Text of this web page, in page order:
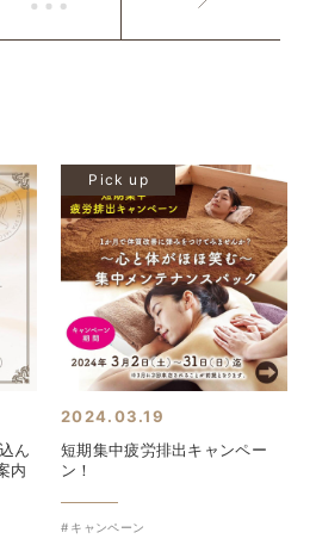
ん
内
Pick up
2024.03.19
短期集中疲労排出キャンペー
ン！
キャンペーン